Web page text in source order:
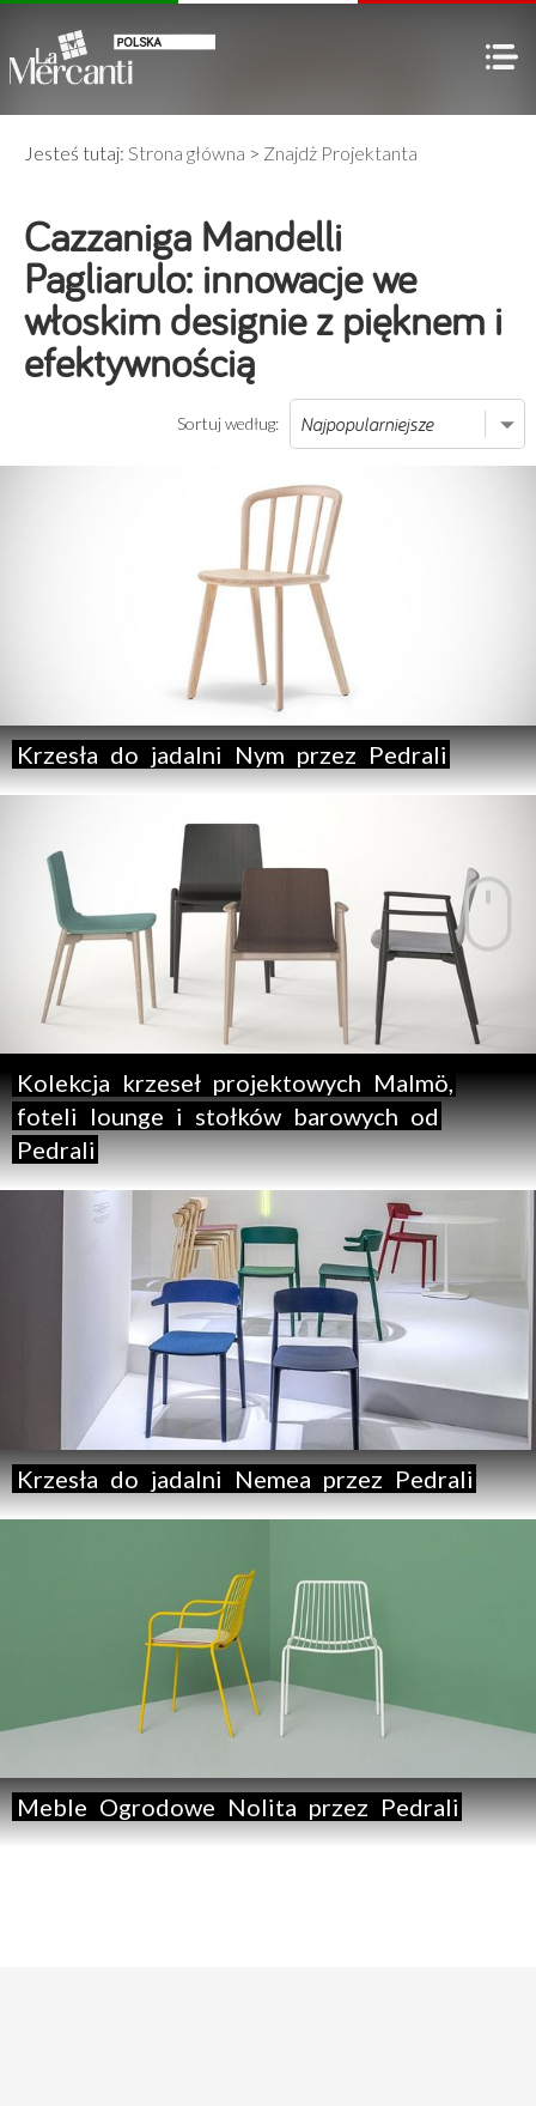
Jesteś tutaj: Strona główna > Znajdż Projektanta
Cazzaniga Mandelli
Pagliarulo: innowacje we
włoskim designie z pięknem i
efektywnością
Sortuj według:
Krzesła do jadalni Nym przez Pedrali
Kolekcja krzeseł projektowych Malmö,
foteli lounge i stołków barowych od
Pedrali
Krzesła do jadalni Nemea przez Pedrali
Meble Ogrodowe Nolita przez Pedrali